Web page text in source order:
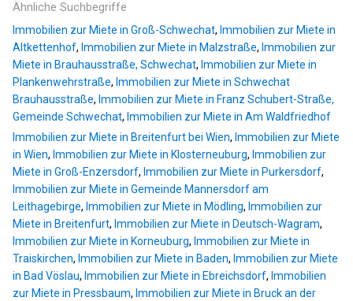
Ähnliche Suchbegriffe
Immobilien zur Miete in Groß-Schwechat, Immobilien zur Miete in
Altkettenhof, Immobilien zur Miete in Malzstraße, Immobilien zur
Miete in Brauhausstraße, Schwechat, Immobilien zur Miete in
Plankenwehrstraße, Immobilien zur Miete in Schwechat
Brauhausstraße, Immobilien zur Miete in Franz Schubert-Straße,
Gemeinde Schwechat, Immobilien zur Miete in Am Waldfriedhof
Immobilien zur Miete in Breitenfurt bei Wien, Immobilien zur Miete
in Wien, Immobilien zur Miete in Klosterneuburg, Immobilien zur
Miete in Groß-Enzersdorf, Immobilien zur Miete in Purkersdorf,
Immobilien zur Miete in Gemeinde Mannersdorf am
Leithagebirge, Immobilien zur Miete in Mödling, Immobilien zur
Miete in Breitenfurt, Immobilien zur Miete in Deutsch-Wagram,
Immobilien zur Miete in Korneuburg, Immobilien zur Miete in
Traiskirchen, Immobilien zur Miete in Baden, Immobilien zur Miete
in Bad Vöslau, Immobilien zur Miete in Ebreichsdorf, Immobilien
zur Miete in Pressbaum, Immobilien zur Miete in Bruck an der